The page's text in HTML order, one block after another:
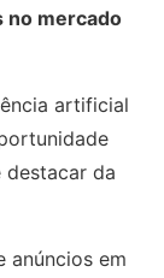
no mercado
artificial
destacar da
anúncios em